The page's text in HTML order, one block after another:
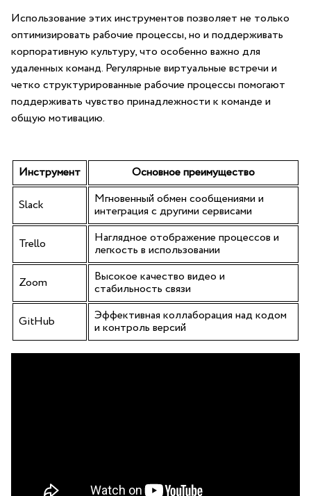
Использование этих инструментов позволяет не только
оптимизировать рабочие процессы, но ​и поддерживать
корпоративную‌ культуру, что особенно важно для
удаленных ​команд. Регулярные виртуальные встречи и
четко структурированные рабочие процессы помогают
поддерживать чувство принадлежности к команде и
общую мотивацию.
Инструмент Основное⁢ преимущество
Slack Мгновенный обмен⁣ сообщениями и
интеграция с другими сервисами
Trello Наглядное​ отображение процессов ⁢и
легкость в использовании
Zoom Высокое качество ⁣видео и
стабильность связи
GitHub Эффективная коллаборация над кодом
⁢и контроль версий